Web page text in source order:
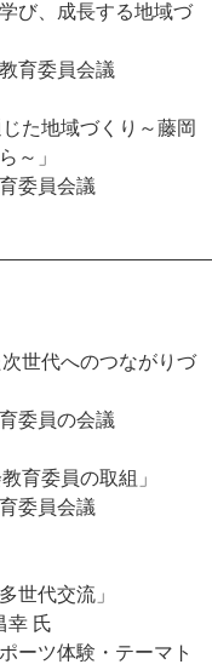
び、成長する地域づ
育委員会議
た地域づくり～藤岡
～」
委員会議
世代へのつながりづ
委員の会議
育委員の取組」
委員会議
世代交流」
幸 氏
ーツ体験・テーマト